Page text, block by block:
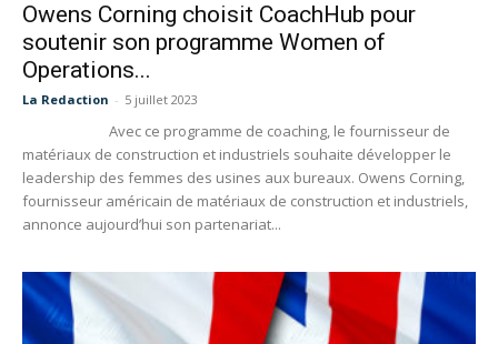
Owens Corning choisit CoachHub pour
soutenir son programme Women of
Operations...
La Redaction - 5 juillet 2023
Avec ce programme de coaching, le fournisseur de
matériaux de construction et industriels souhaite développer le
leadership des femmes des usines aux bureaux. Owens Corning,
fournisseur américain de matériaux de construction et industriels,
annonce aujourd’hui son partenariat...